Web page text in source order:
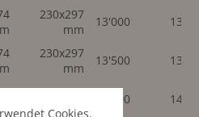
230x297
mm
13'000
230x297
mm
13'500
230x297
mm
14'000
Cookies.